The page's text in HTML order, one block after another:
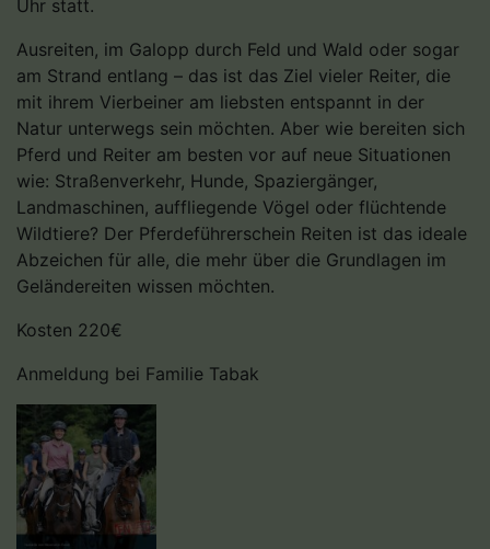
Uhr statt.
Ausreiten, im Galopp durch Feld und Wald oder sogar
am Strand entlang – das ist das Ziel vieler Reiter, die
mit ihrem Vierbeiner am liebsten entspannt in der
Natur unterwegs sein möchten. Aber wie bereiten sich
Pferd und Reiter am besten vor auf neue Situationen
wie: Straßenverkehr, Hunde, Spaziergänger,
Landmaschinen, auffliegende Vögel oder flüchtende
Wildtiere? Der Pferdeführerschein Reiten ist das ideale
Abzeichen für alle, die mehr über die Grundlagen im
Geländereiten wissen möchten.
Kosten 220€
Anmeldung bei Familie Tabak